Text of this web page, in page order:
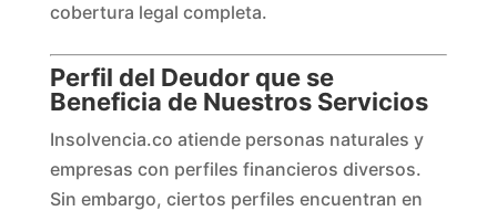
cobertura legal completa.
Perfil del Deudor que se
Beneficia de Nuestros Servicios
Insolvencia.co atiende personas naturales y
empresas con perfiles financieros diversos.
Sin embargo, ciertos perfiles encuentran en